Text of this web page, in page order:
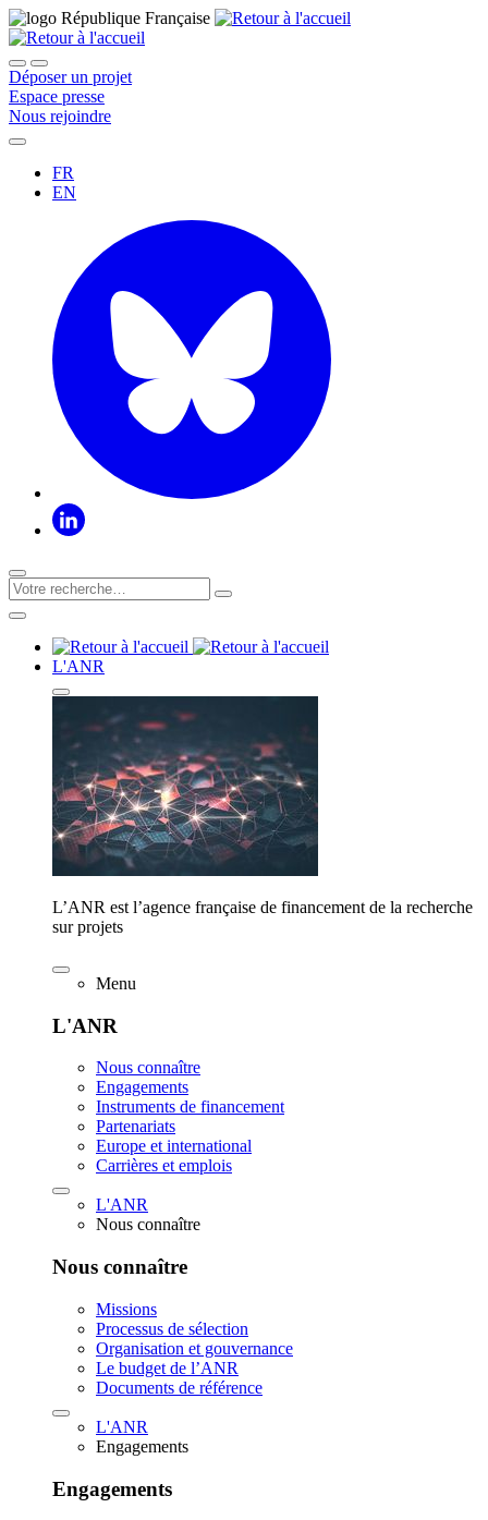
Déposer un projet
Espace presse
Nous rejoindre
FR
EN
L'ANR
L’ANR est l’agence française de financement de la recherche
sur projets
Menu
L'ANR
Nous connaître
Engagements
Instruments de financement
Partenariats
Europe et international
Carrières et emplois
L'ANR
Nous connaître
Nous connaître
Missions
Processus de sélection
Organisation et gouvernance
Le budget de l’ANR
Documents de référence
L'ANR
Engagements
Engagements